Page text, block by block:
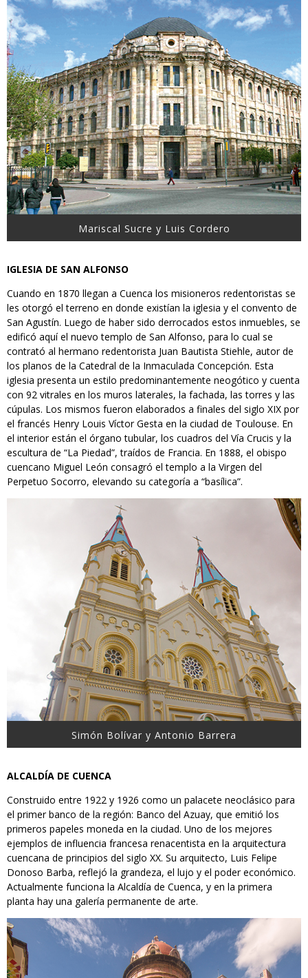
Mariscal Sucre y Luis Cordero
IGLESIA DE SAN ALFONSO
Cuando en 1870 llegan a Cuenca los misioneros redentoristas se
les otorgó el terreno en donde existían la iglesia y el convento de
San Agustín. Luego de haber sido derrocados estos inmuebles, se
edificó aquí el nuevo templo de San Alfonso, para lo cual se
contrató al hermano redentorista Juan Bautista Stiehle, autor de
los planos de la Catedral de la Inmaculada Concepción. Esta
iglesia presenta un estilo predominantemente neogótico y cuenta
con 92 vitrales en los muros laterales, la fachada, las torres y las
cúpulas. Los mismos fueron elaborados a finales del siglo XIX por
el francés Henry Louis Víctor Gesta en la ciudad de Toulouse. En
el interior están el órgano tubular, los cuadros del Vía Crucis y la
escultura de “La Piedad”, traídos de Francia. En 1888, el obispo
cuencano Miguel León consagró el templo a la Virgen del
Perpetuo Socorro, elevando su categoría a “basílica”.
Simón Bolívar y Antonio Barrera
ALCALDÍA DE CUENCA
Construido entre 1922 y 1926 como un palacete neoclásico para
el primer banco de la región: Banco del Azuay, que emitió los
primeros papeles moneda en la ciudad. Uno de los mejores
ejemplos de influencia francesa renacentista en la arquitectura
cuencana de principios del siglo XX. Su arquitecto, Luis Felipe
Donoso Barba, reflejó la grandeza, el lujo y el poder económico.
Actualmente funciona la Alcaldía de Cuenca, y en la primera
planta hay una galería permanente de arte.